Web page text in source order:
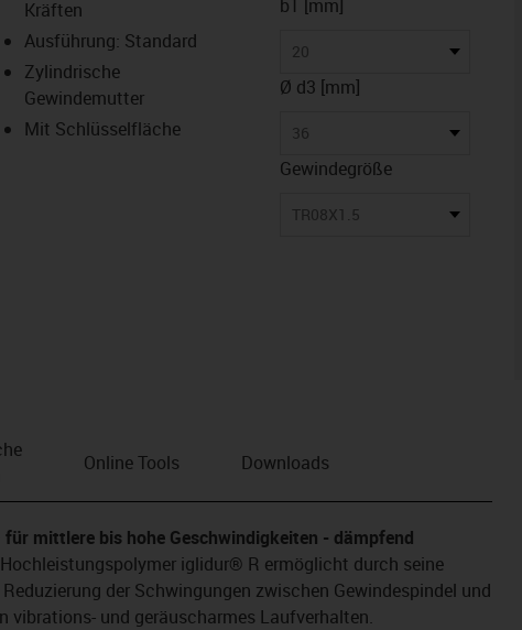
Kräften
Ausführung: Standard
Zylindrische
Gewindemutter
Mit Schlüsselfläche
b1 [mm]
20
Ø d3 [mm]
36
Gewindegröße
TR08X1.5
Online Tools Downloads
für mittlere bis hohe Geschwindigkeiten - dämpfend
iglidur® R ermöglicht durch seine
der Schwingungen zwischen Gewindespindel und
vibrations- und geräuscharmes Laufverhalten.